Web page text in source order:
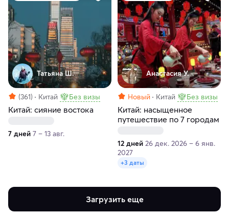
Татьяна Ш.
(361) Китай Без визы
Китай: сияние востока
7 дней 7 – 13 авг.
Анастасия У.
Новый Китай Без визы
Китай: насыщенное
путешествие по 7 городам
12 дней 26 дек. 2026 – 6 янв.
2027
+3 даты
Загрузить еще